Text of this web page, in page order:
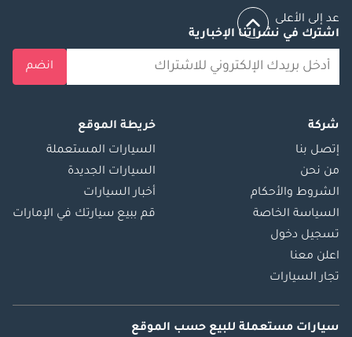
عد إلى الأعلى
اشترك في نشراتنا الإخبارية
انضم
شركة
إتصل بنا
من نحن
الشروط والأحكام
السياسة الخاصة
تسجيل دخول
اعلن معنا
تجار السيارات
خريطة الموقع
السيارات المستعملة
السيارات الجديدة
أخبار السيارات
قم ببيع سيارتك في الإمارات
سيارات مستعملة للبيع حسب الموقع